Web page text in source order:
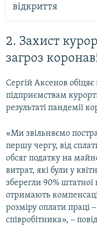
відкриття
2. Захист
загроз
Сергій Аксенов
підприємствам
результаті пандемії
«Ми звільняємо
першу чергу, від
обсяг податку на
витрат, які були у
зберегли 90% штатної
отримають
розміру оплати праці
співробітника», ‒